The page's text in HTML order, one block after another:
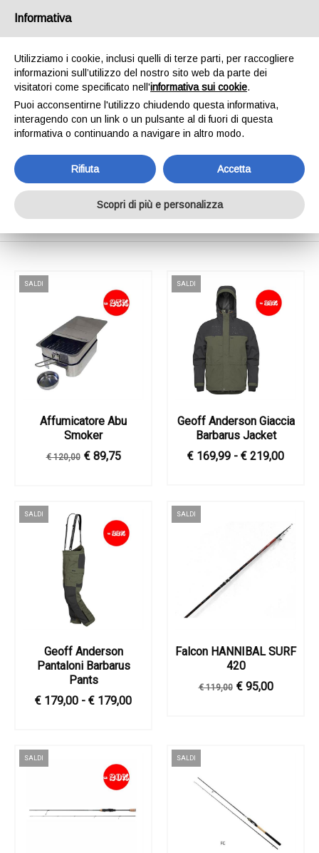
SPEDIAMO IN 24/48H - SPEDIZIONI GRATUITE
INVIA MESSAGGIO
Shop Online
Home
SALDI
Affumicatore Abu
Smoker
€ 120,00 € 89,75
SALDI
Geoff Anderson Giaccia
Barbarus Jacket
€ 169,99 - € 219,00
SALDI
Geoff Anderson
Pantaloni Barbarus
Pants
€ 179,00 - € 179,00
SALDI
Falcon HANNIBAL SURF
420
€ 119,00 € 95,00
SALDI SALDI
Informativa
Utilizziamo i cookie, inclusi quelli di terze parti, per raccogliere
informazioni sull’utilizzo del nostro sito web da parte dei
visitatori come specificato nell'informativa sui cookie.
Puoi acconsentirne l'utilizzo chiudendo questa informativa,
interagendo con un link o un pulsante al di fuori di questa
informativa o continuando a navigare in altro modo.
Rifiuta Accetta
Scopri di più e personalizza